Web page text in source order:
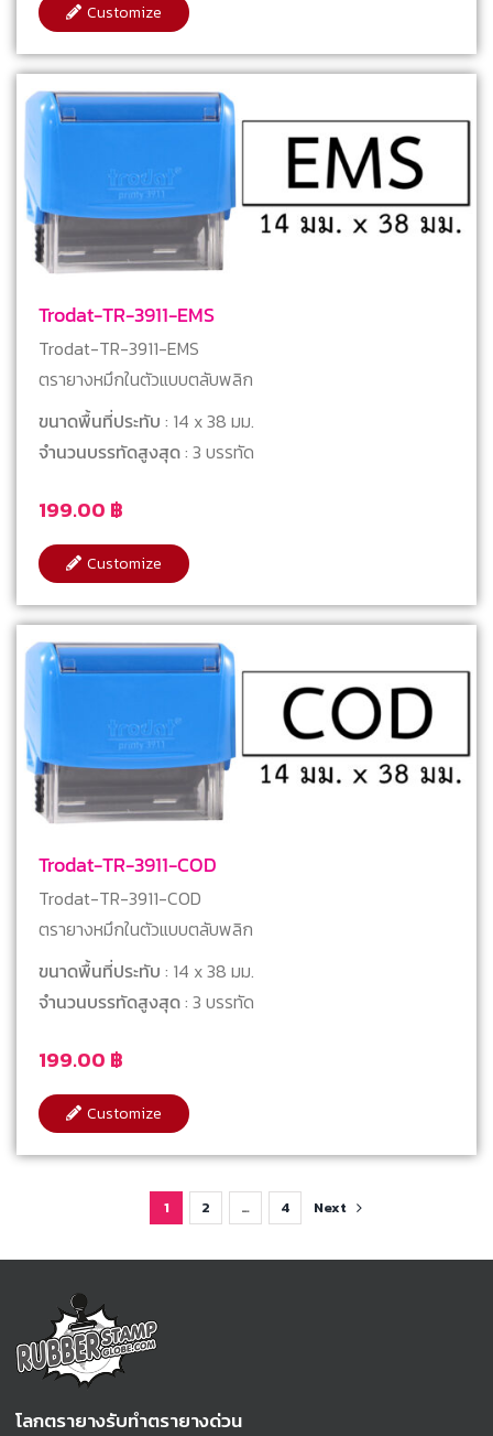
Customize
Trodat-TR-3911-EMS
199.00 ฿
Trodat-TR-3911-EMS
ตรายางหมึกในตัวแบบตลับพลิก
ขนาดพื้นที่ประทับ : 14 x 38 มม.
จำนวนบรรทัดสูงสุด: 3 บรรทัด
Customize
Trodat-TR-3911-COD
199.00 ฿
Trodat-TR-3911-COD
ตรายางหมึกในตัวแบบตลับพลิก
ขนาดพื้นที่ประทับ : 14 x 38 มม.
จำนวนบรรทัดสูงสุด: 3 บรรทัด
Customize
1 2 … 4 Next
โลกตรายางรับทำตรายางด่วน